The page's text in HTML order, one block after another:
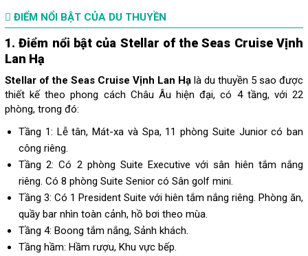
ĐIỂM NỔI BẬT CỦA DU THUYỀN
1. Điểm nổi bật của Stellar of the Seas Cruise Vịnh
Lan Hạ
Stellar of the Seas Cruise Vịnh Lan Hạ là du thuyền 5 sao được
thiết kế theo phong cách Châu Âu hiện đại, có 4 tầng, với 22
phòng, trong đó:
Tầng 1: Lễ tân, Mát-xa và Spa, 11 phòng Suite Junior có ban
công riêng.
Tầng 2: Có 2 phòng Suite Executive với sân hiên tắm nắng
riêng. Có 8 phòng Suite Senior có Sân golf mini.
Tầng 3: Có 1 President Suite với hiên tắm nắng riêng. Phòng ăn,
quầy bar nhìn toàn cảnh, hồ bơi theo mùa.
Tầng 4: Boong tắm nắng, Sảnh khách.
Tầng hầm: Hầm rượu, Khu vực bếp.